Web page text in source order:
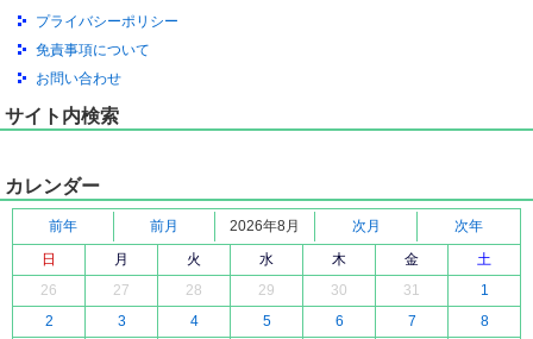
プライバシーポリシー
免責事項について
お問い合わせ
サイト内検索
カレンダー
前年 前月 2026年8月 次月
次年
日
月 火 水 木 金
土
26
27 28 29 30 31
1
2
3 4 5 6 7
8